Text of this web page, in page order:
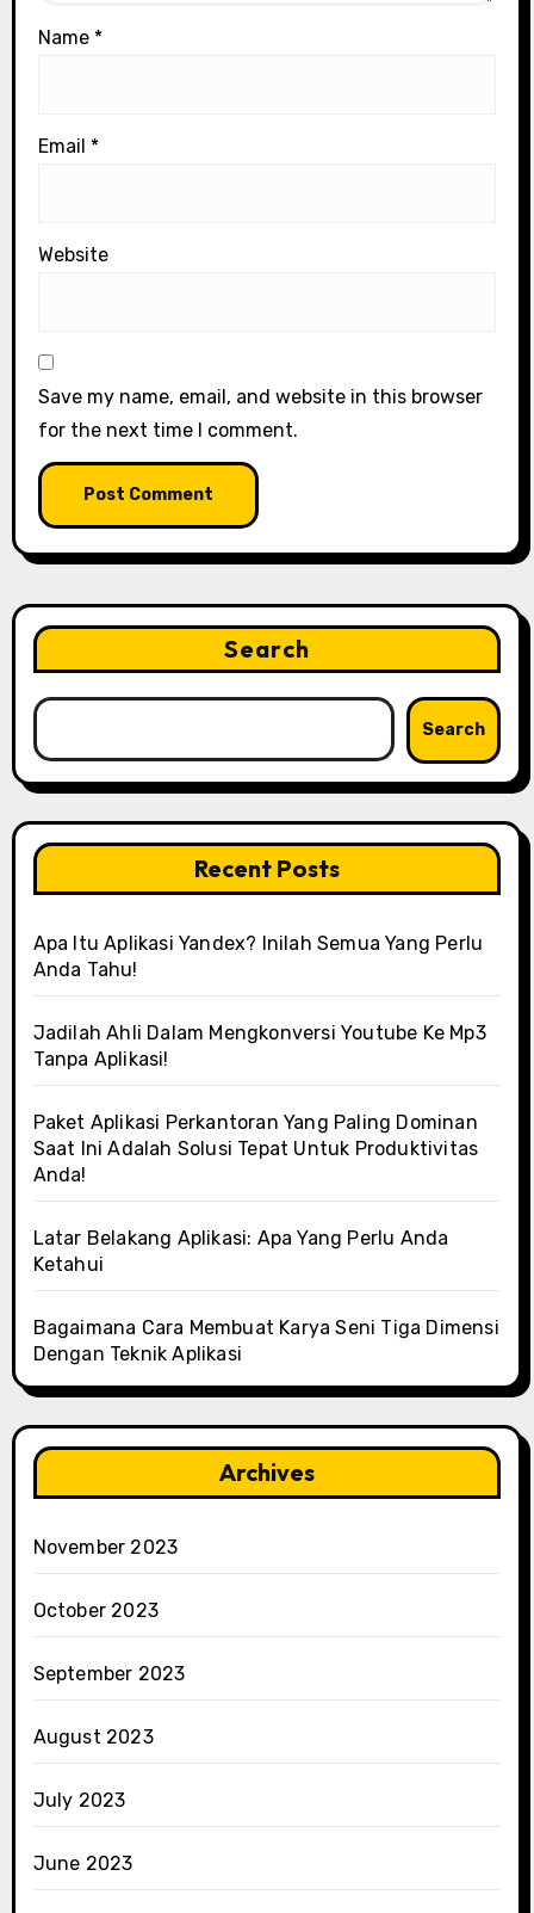
Name *
Email *
Website
Save my name, email, and website in this browser
for the next time I comment.
Search
Search
Recent Posts
Apa Itu Aplikasi Yandex? Inilah Semua Yang Perlu
Anda Tahu!
Jadilah Ahli Dalam Mengkonversi Youtube Ke Mp3
Tanpa Aplikasi!
Paket Aplikasi Perkantoran Yang Paling Dominan
Saat Ini Adalah Solusi Tepat Untuk Produktivitas
Anda!
Latar Belakang Aplikasi: Apa Yang Perlu Anda
Ketahui
Bagaimana Cara Membuat Karya Seni Tiga Dimensi
Dengan Teknik Aplikasi
Archives
November 2023
October 2023
September 2023
August 2023
July 2023
June 2023